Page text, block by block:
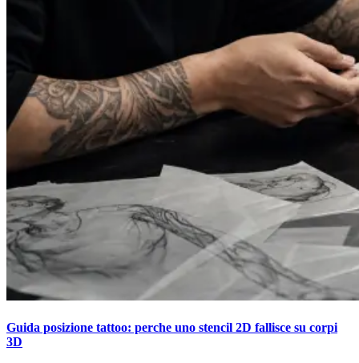
Guida posizione tattoo: perche uno stencil 2D fallisce su corpi
3D